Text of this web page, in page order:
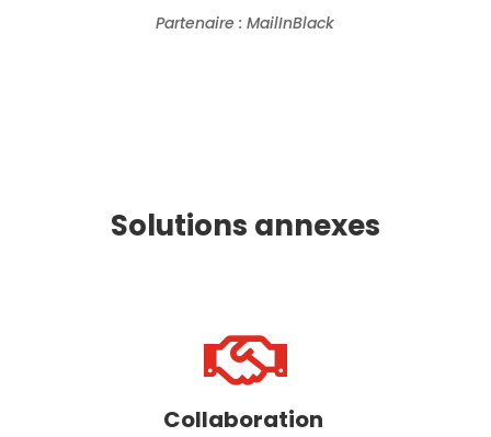
Partenaire : MailInBlack
Solutions annexes

Collaboration